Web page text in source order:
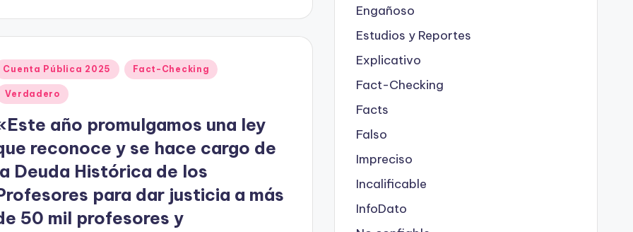
Cuenta Pública 2025 Fact-Checking
Verdadero
año promulgamos una ley
reconoce y se hace cargo de
Deuda Histórica de los
para dar justicia a más
50 mil profesores y
Engañoso
Estudios y Reportes
Explicativo
Fact-Checking
Facts
Falso
Impreciso
Incalificable
InfoDato